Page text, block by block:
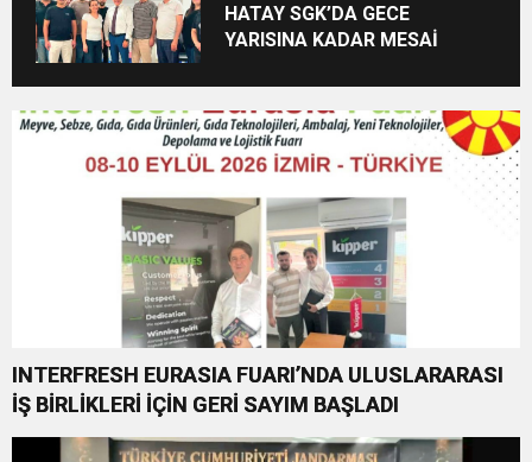
HATAY SGK’DA GECE
YARISINA KADAR MESAİ
INTERFRESH EURASIA FUARI’NDA ULUSLARARASI
İŞ BİRLİKLERİ İÇİN GERİ SAYIM BAŞLADI